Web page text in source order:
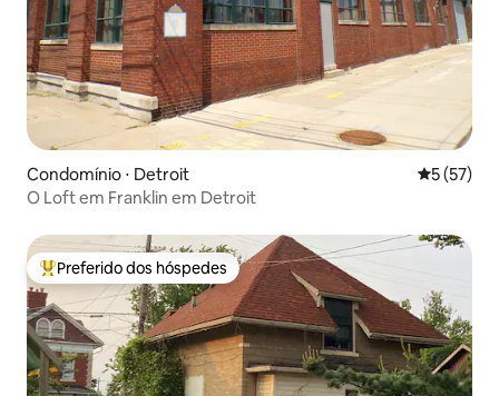
Condomínio ⋅ Detroit 5 de uma
5 (57)
O Loft em Franklin em Detroit
Entre os melhores preferidos dos hóspedes
Preferido dos hóspedes